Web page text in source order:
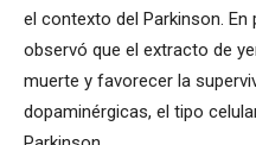
el contexto del Parkinson.
observó que el extracto de
muerte y favorecer la
dopaminérgicas, el tipo